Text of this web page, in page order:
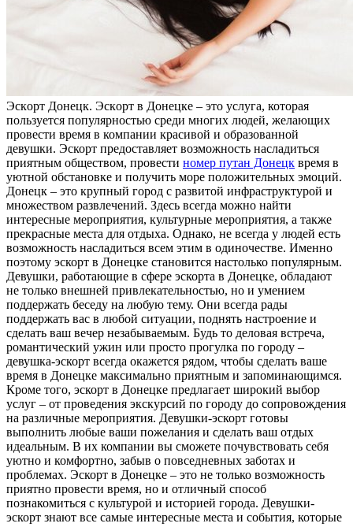
Эскoрт Дoнeцк. Эскoрт в Донецке – это услуга, которая
пользуется популярностью среди многих людей, желающих
провести время в компании красивой и образованной
девушки. Эскорт предоставляет возможность насладиться
приятным обществом, провести номер путан Донецк время в
уютной обстановке и получить море положительных эмоций.
Донецк – это крупный город с развитой инфраструктурой и
множеством развлечений. Здесь всегда можно найти
интересные мероприятия, культурные мероприятия, а также
прекрасные места для отдыха. Однако, не всегда у людей есть
возможность насладиться всем этим в одиночестве. Именно
поэтому эскорт в Донецке становится настолько популярным.
Девушки, работающие в сфере эскорта в Донецке, обладают
не только внешней привлекательностью, но и умением
поддержать беседу на любую тему. Они всегда рады
поддержать вас в любой ситуации, поднять настроение и
сделать ваш вечер незабываемым. Будь то деловая встреча,
романтический ужин или просто прогулка по городу –
девушка-эскорт всегда окажется рядом, чтобы сделать ваше
время в Донецке максимально приятным и запоминающимся.
Кроме того, эскорт в Донецке предлагает широкий выбор
услуг – от проведения экскурсий по городу до сопровождения
на различные мероприятия. Девушки-эскорт готовы
выполнить любые ваши пожелания и сделать ваш отдых
идеальным. В их компании вы сможете почувствовать себя
уютно и комфортно, забыв о повседневных заботах и
проблемах. Эскорт в Донецке – это не только возможность
приятно провести время, но и отличный способ
познакомиться с культурой и историей города. Девушки-
эскорт знают все самые интересные места и события, которые